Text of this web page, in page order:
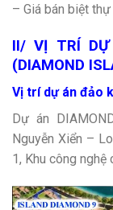
– Giá bán biệt
II/ VỊ TRÍ DỰ
(DIAMOND
Vị trí dự án đảo
Dự án
Nguyễn Xiển –
1, Khu công